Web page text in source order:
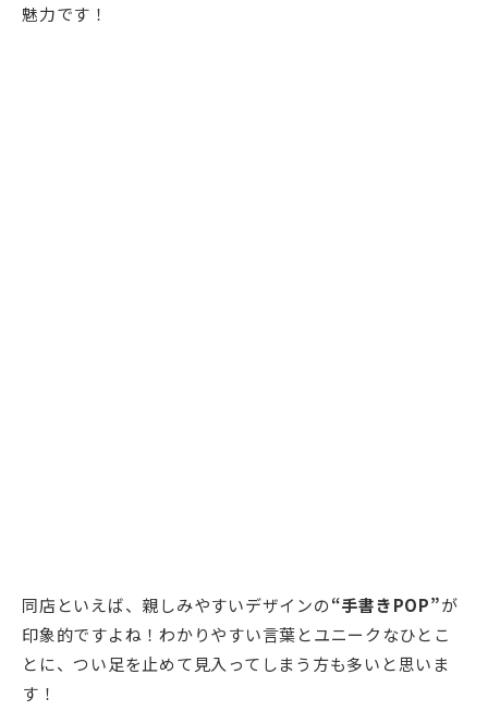
魅力です！
同店といえば、親しみやすいデザインの“手書きPOP”が
印象的ですよね！わかりやすい言葉とユニークなひとこ
とに、つい足を止めて見入ってしまう方も多いと思いま
す！